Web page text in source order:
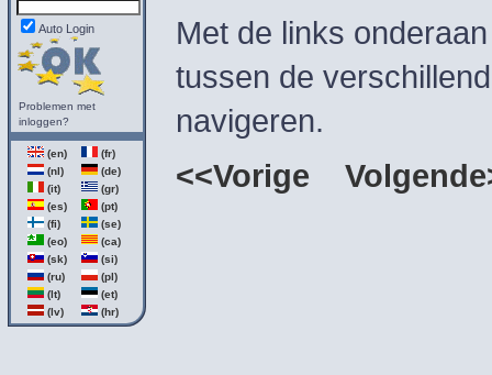
Auto Login
Problemen met
inloggen?
(en)
(fr)
(nl)
(de)
(it)
(gr)
(es)
(pt)
(fi)
(se)
(eo)
(ca)
(sk)
(si)
(ru)
(pl)
(lt)
(et)
(lv)
(hr)
Met de links
tussen de
navigeren.
<<Vorige